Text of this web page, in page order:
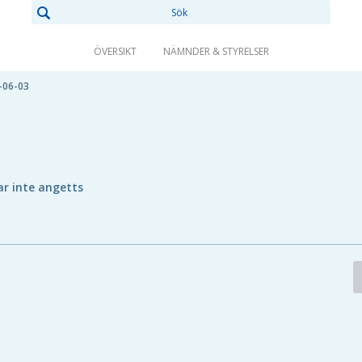
ÖVERSIKT NÄMNDER & STYRELSER
03
inte angetts